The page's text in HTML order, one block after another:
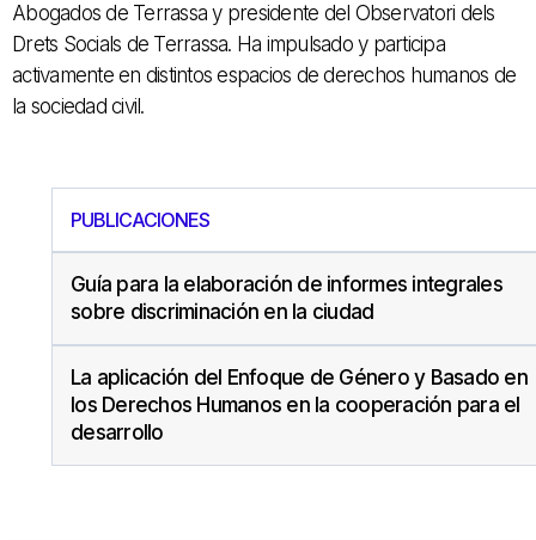
Abogados de Terrassa y presidente del Observatori dels
Drets Socials de Terrassa. Ha impulsado y participa
activamente en distintos espacios de derechos humanos de
la sociedad civil.
PUBLICACIONES
Guía para la elaboración de informes integrales
sobre discriminación en la ciudad
La aplicación del Enfoque de Género y Basado en
los Derechos Humanos en la cooperación para el
desarrollo